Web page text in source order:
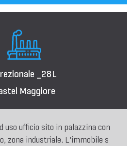
_28L
Maggiore
uso ufficio sito in palazzina con
zona industriale. L'immobile s